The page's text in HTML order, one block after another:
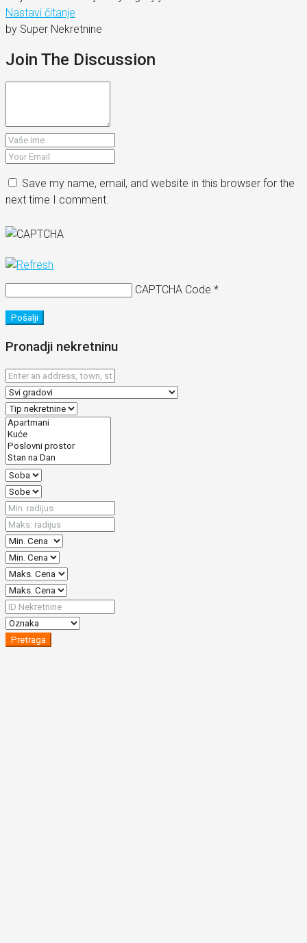
Nastavi čitanje
by Super Nekretnine
Join The Discussion
Save my name, email, and website in this browser for the
next time I comment.
CAPTCHA Code *
Pošalji
Pronadji nekretninu
Pretraga